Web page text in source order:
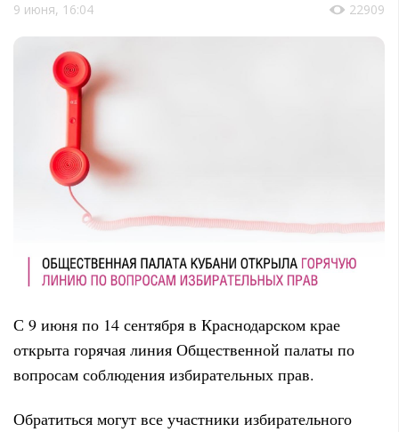
9 июня, 16:04 22909
С 9 июня по 14 сентября в Краснодарском крае
открыта горячая линия Общественной палаты по
вопросам соблюдения избирательных прав.
Обратиться могут все участники избирательного